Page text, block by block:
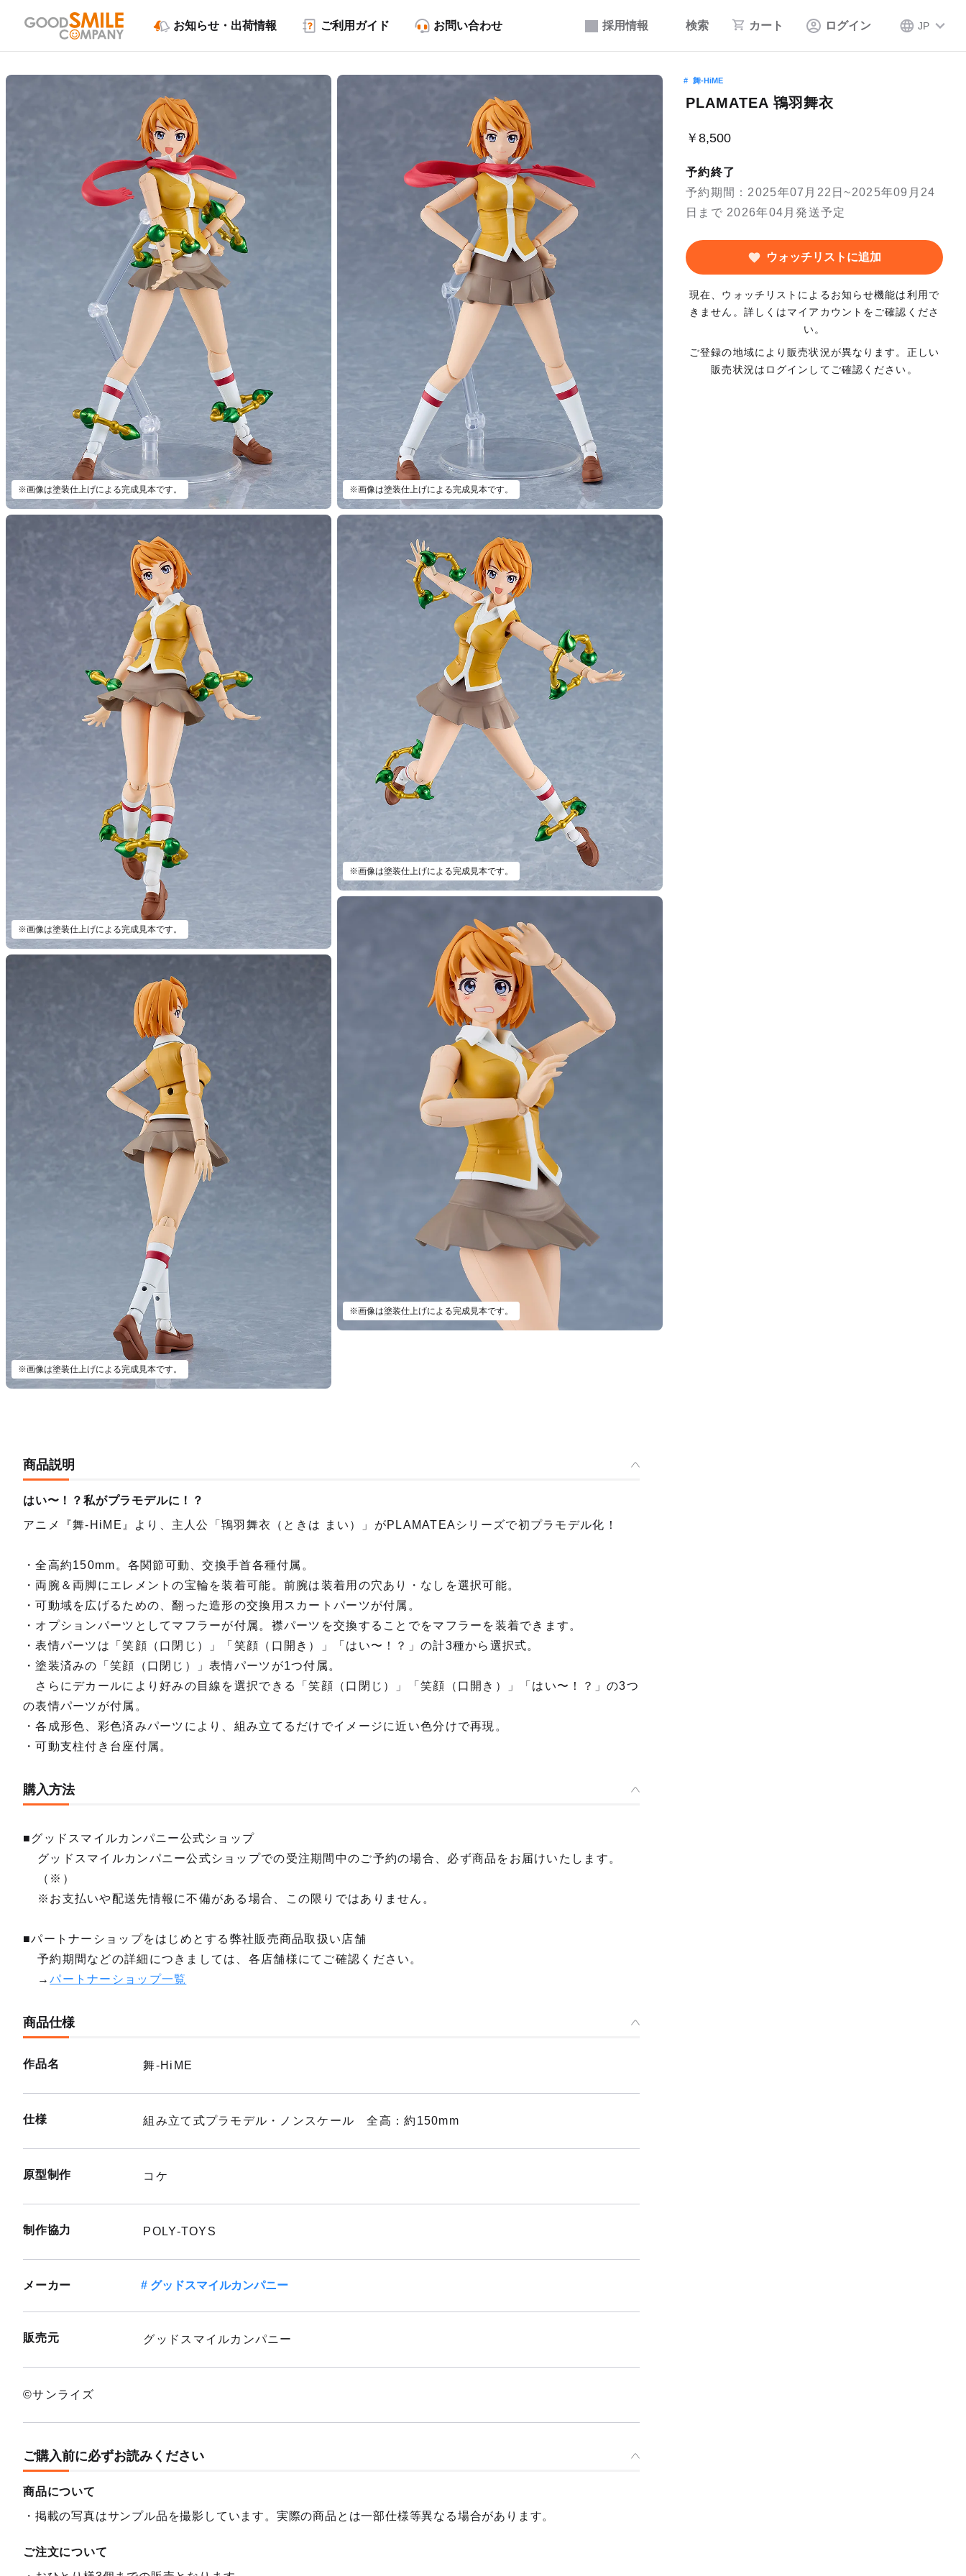
採用情報 検索 カート ログイン JP
お知らせ・出荷情報 ご利用ガイド お問い合わせ
※画像は塗装仕上げによる完成見本です。 ※画像は塗装仕上げによる完成見本です。
※画像は塗装仕上げによる完成見本です。
※画像は塗装仕上げによる完成見本です。
※画像は塗装仕上げによる完成見本です。
※画像は塗装仕上げによる完成見本です。
舞-HiME
PLAMATEA 鴇羽舞衣
￥8,500
予約終了
予約期間：2025年07月22日~2025年09月24
日まで 2026年04月発送予定
ウォッチリストに追加
現在、ウォッチリストによるお知らせ機能は利用で
きません。詳しくはマイアカウントをご確認くださ
い。
ご登録の地域により販売状況が異なります。正しい
販売状況はログインしてご確認ください。
商品説明
はい〜！？私がプラモデルに！？
アニメ『舞-HiME』より、主人公「鴇羽舞衣（ときは まい）」がPLAMATEAシリーズで初プラモデル化！
・全高約150mm。各関節可動、交換手首各種付属。
・両腕＆両脚にエレメントの宝輪を装着可能。前腕は装着用の穴あり・なしを選択可能。
・可動域を広げるための、翻った造形の交換用スカートパーツが付属。
・オプションパーツとしてマフラーが付属。襟パーツを交換することでをマフラーを装着できます。
・表情パーツは「笑顔（口閉じ）」「笑顔（口開き）」「はい〜！？」の計3種から選択式。
・塗装済みの「笑顔（口閉じ）」表情パーツが1つ付属。
さらにデカールにより好みの目線を選択できる「笑顔（口閉じ）」「笑顔（口開き）」「はい〜！？」の3つ
の表情パーツが付属。
・各成形色、彩色済みパーツにより、組み立てるだけでイメージに近い色分けで再現。
・可動支柱付き台座付属。
購入方法
■グッドスマイルカンパニー公式ショップ
グッドスマイルカンパニー公式ショップでの受注期間中のご予約の場合、必ず商品をお届けいたします。
（※）
※お支払いや配送先情報に不備がある場合、この限りではありません。
■パートナーショップをはじめとする弊社販売商品取扱い店舗
予約期間などの詳細につきましては、各店舗様にてご確認ください。
→パートナーショップ一覧
商品仕様
作品名 舞-HiME
仕様 組み立て式プラモデル・ノンスケール 全高：約150mm
原型制作 コケ
制作協力 POLY-TOYS
メーカー グッドスマイルカンパニー
販売元 グッドスマイルカンパニー
©サンライズ
ご購入前に必ずお読みください
商品について
掲載の写真はサンプル品を撮影しています。実際の商品とは一部仕様等異なる場合があります。
ご注文について